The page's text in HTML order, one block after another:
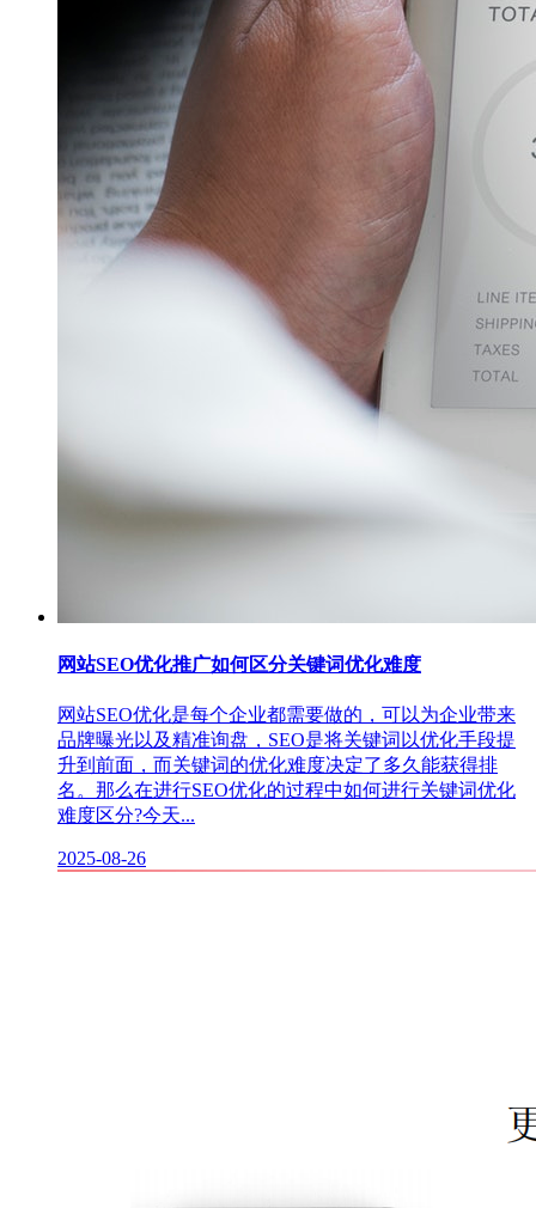
网站SEO优化推广如何区分关键词优化难度
网站SEO优化是每个企业都需要做的，可以为企业带来
品牌曝光以及精准询盘，SEO是将关键词以优化手段提
升到前面，而关键词的优化难度决定了多久能获得排
名。那么在进行SEO优化的过程中如何进行关键词优化
难度区分?今天...
2025-08-26